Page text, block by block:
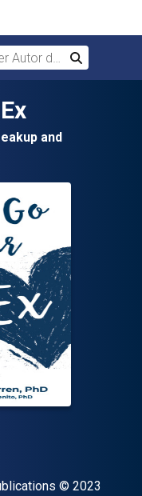
durchsuchen
Suchen
and
Copyright
© 2023